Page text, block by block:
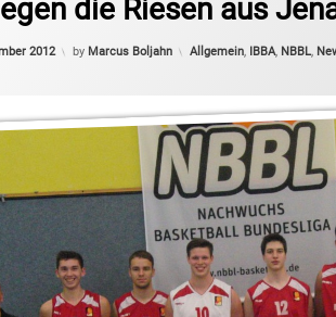
die Riesen aus
2012
Updated on2. November 2012
by Marcus Boljahn Categories:
Allgemein, IBBA, NBBL,